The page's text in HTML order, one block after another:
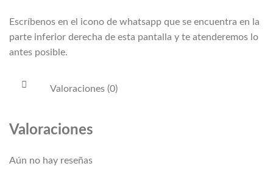
Escríbenos en el icono de whatsapp que se encuentra en la
parte inferior derecha de esta pantalla y te atenderemos lo
antes posible.
Valoraciones (0)
Valoraciones
Aún no hay reseñas